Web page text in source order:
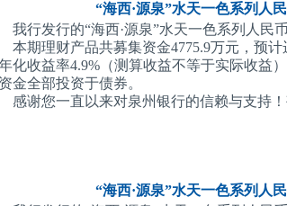
“海西·源泉”水天一色系列人
我行发行的“海西·源泉”水天一色系列人民
本期理财产品共募集资金4775.9万元，预
化收益率4.9%（测算收益不等于实际收益
金全部投资于债券。
感谢您一直以来对泉州银行的信赖与支持
“海西·源泉”水天一色系列人